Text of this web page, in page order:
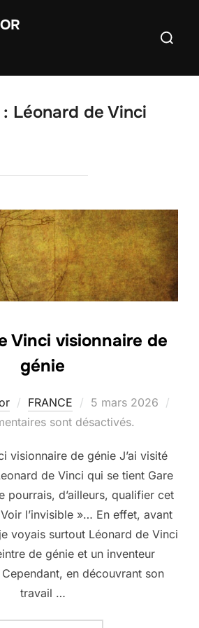
Léonard de Vinci
Vinci visionnaire de
génie
FRANCE
Publié
le
5 mars 2026
sont désactivés.
visionnaire de génie J’ai visité
de Vinci qui se tient Gare
pourrais, d’ailleurs, qualifier cet
l’invisible »… En effet, avant
voyais surtout Léonard de Vinci
de génie et un inventeur
en découvrant son
travail …